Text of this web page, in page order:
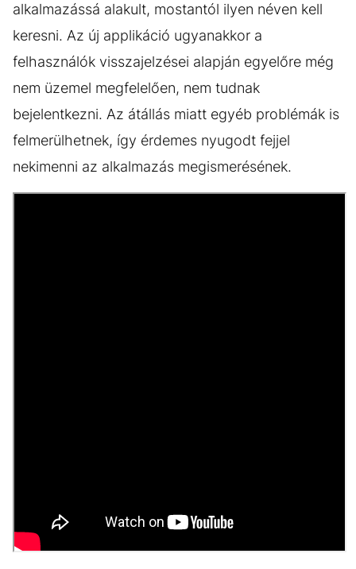
alkalmazássá alakult, mostantól ilyen néven kell
keresni. Az új applikáció ugyanakkor a
felhasználók visszajelzései alapján egyelőre még
nem üzemel megfelelően, nem tudnak
bejelentkezni. Az átállás miatt egyéb problémák is
felmerülhetnek, így érdemes nyugodt fejjel
nekimenni az alkalmazás megismerésének.